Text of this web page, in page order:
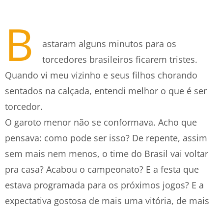
B
astaram alguns minutos para os
torcedores brasileiros ficarem tristes.
Quando vi meu vizinho e seus filhos chorando
sentados na calçada, entendi melhor o que é ser
torcedor.
O garoto menor não se conformava. Acho que
pensava: como pode ser isso? De repente, assim
sem mais nem menos, o time do Brasil vai voltar
pra casa? Acabou o campeonato? E a festa que
estava programada para os próximos jogos? E a
expectativa gostosa de mais uma vitória, de mais